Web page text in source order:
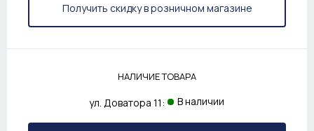
Получить скидку в розничном магазине
НАЛИЧИЕ ТОВАРА
ул. Доватора 11: В наличии